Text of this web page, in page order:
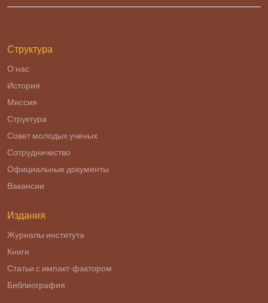
Структура
О нас
История
Миссия
Структура
Совет молодых ученых
Сотрудничество
Официальные документы
Вакансии
Издания
Журналы института
Книги
Статьи с импакт-фактором
Библиография